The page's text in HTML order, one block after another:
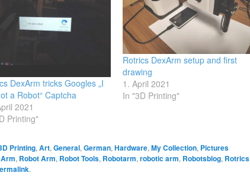
DexArm tricks Googles „I
a Robot“ Captcha
2021
Printing"
Rotrics DexArm setup and first
drawing
1. April 2021
In "3D Printing"
Printing,Art,General,German,Hardware,My Collection, Pictures
, Robot Arm, Robot Tools, Robotarm,robotic arm, Robotsblog, Rotrics
.